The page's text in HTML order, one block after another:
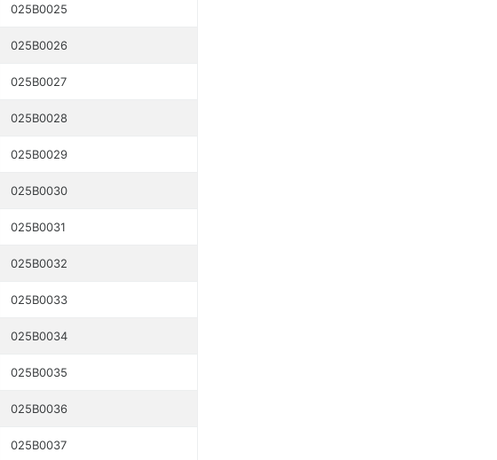
025B0025
025B0026
025B0027
025B0028
025B0029
025B0030
025B0031
025B0032
025B0033
025B0034
025B0035
025B0036
025B0037